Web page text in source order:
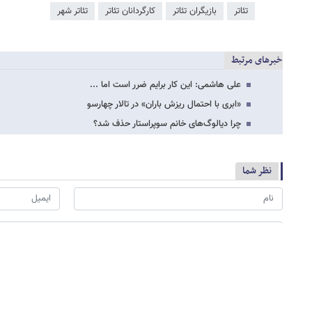
تئاتر بازیگران تئاتر کارگردانان تئاتر تئاتر شهر
خبرهای مرتبط
علی هاشمی: این کار برایم ضرر است اما ...
«ابری با احتمال ریزش باران» در تالار چهارسو
چرا دیالوگ‌های خانم سوپراستار حذف شد؟
نظر شما